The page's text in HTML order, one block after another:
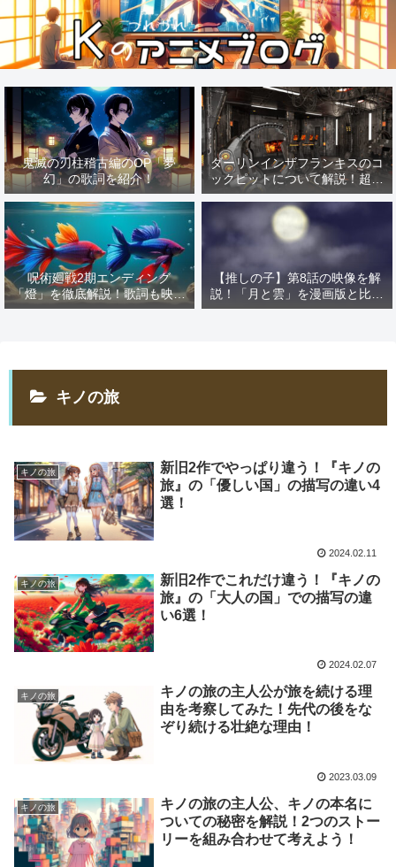
鬼滅の刃柱稽古編のOP「夢
幻」の歌詞を紹介！
ダーリンインザフランキスのコ
ックピットについて解説！超有
名な「あの作品」の影響を解
説！
呪術廻戦2期エンディング
「燈」を徹底解説！歌詞も映像
も解説しちゃいます！
【推しの子】第8話の映像を解
説！「月と雲」を漫画版と比較
すればMEMの憧れが見える！
キノの旅
キノの旅
新旧2作でやっぱり違う！『キノの
旅』の「優しい国」の描写の違い4
選！
2024.02.11
キノの旅
新旧2作でこれだけ違う！『キノの
旅』の「大人の国」での描写の違
い6選！
2024.02.07
キノの旅
キノの旅の主人公が旅を続ける理
由を考察してみた！先代の後をな
ぞり続ける壮絶な理由！
2023.03.09
キノの旅
キノの旅の主人公、キノの本名に
ついての秘密を解説！2つのストー
リーを組み合わせて考えよう！